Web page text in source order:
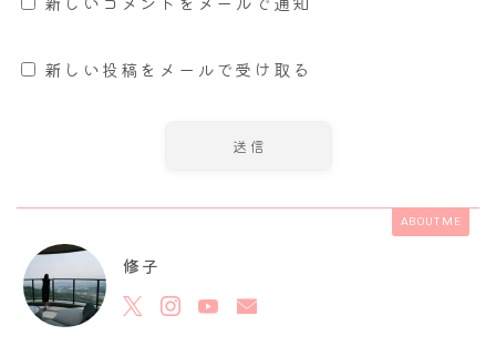
新しい投稿をメールで受け取る
ABOUT ME
修子